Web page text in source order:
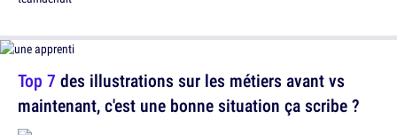
Top 7 des illustrations sur les métiers avant vs
maintenant, c'est une bonne situation ça scribe ?